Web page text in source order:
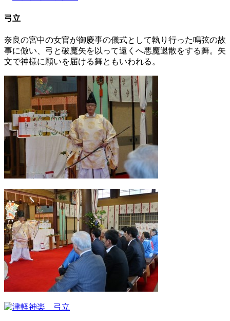
弓立
奈良の宮中の女官が御慶事の儀式として執り行った鳴弦の故
事に倣い、弓と破魔矢を以って遠くへ悪魔退散をする舞。矢
文で神様に願いを届ける舞ともいわれる。